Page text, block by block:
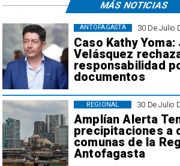
30 De Julio
Caso Kathy
Velásquez
responsabilidad
documentos
ANTOFAGASTA
30 De Julio
Amplían Alerta
precipitaciones a
comunas de la
Antofagasta
REGIONAL
MÁS NOTICIAS